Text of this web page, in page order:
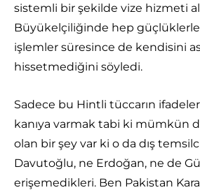
sistemli bir şekilde vize hizmeti
Büyükelçiliğinde hep güçlüklerle
işlemler süresince de kendisini
hissetmediğini söyledi.
Sadece bu Hintli tüccarın
kanıya varmak tabi ki mümkün
olan bir şey var ki o da dış
Davutoğlu, ne Erdoğan, ne de Gül
erişemedikleri. Ben Pakistan